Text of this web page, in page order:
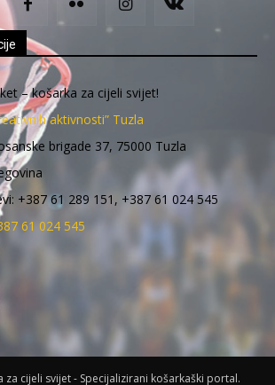
– košarka za cijeli svijet!
aktivnosti” Tuzla
brigade 37, 75000 Tuzla
+387 61 289 151, +387 61 024 545
61 024 545
za cijeli svijet - Specijalizirani košarkaški portal.